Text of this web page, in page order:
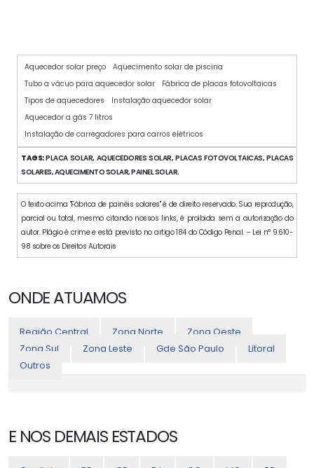
Aquecedor solar preço
Aquecimento solar de piscina
Tubo a vácuo para aquecedor solar
Fábrica de placas fotovoltaicas
Tipos de aquecedores
Instalação aquecedor solar
Aquecedor a gás 7 litros
Instalação de carregadores para carros elétricos
TAGS:PLACA SOLAR, AQUECEDORES SOLAR, PLACAS FOTOVOLTAICAS, PLACAS
SOLARES, AQUECIMENTO SOLAR, PAINEL SOLAR.
O texto acima "Fábrica de painéis solares" é de direito reservado. Sua reprodução,
parcial ou total, mesmo citando nossos links, é proibida sem a autorização do
autor. Plágio é crime e está previsto no artigo 184 do Código Penal. – Lei n° 9.610-
98 sobre os Direitos Autorais
ONDE ATUAMOS
Região Central Zona Norte
Zona Oeste
Zona Sul
Zona Leste Gde São Paulo
Litoral
Outros
E NOS DEMAIS ESTADOS